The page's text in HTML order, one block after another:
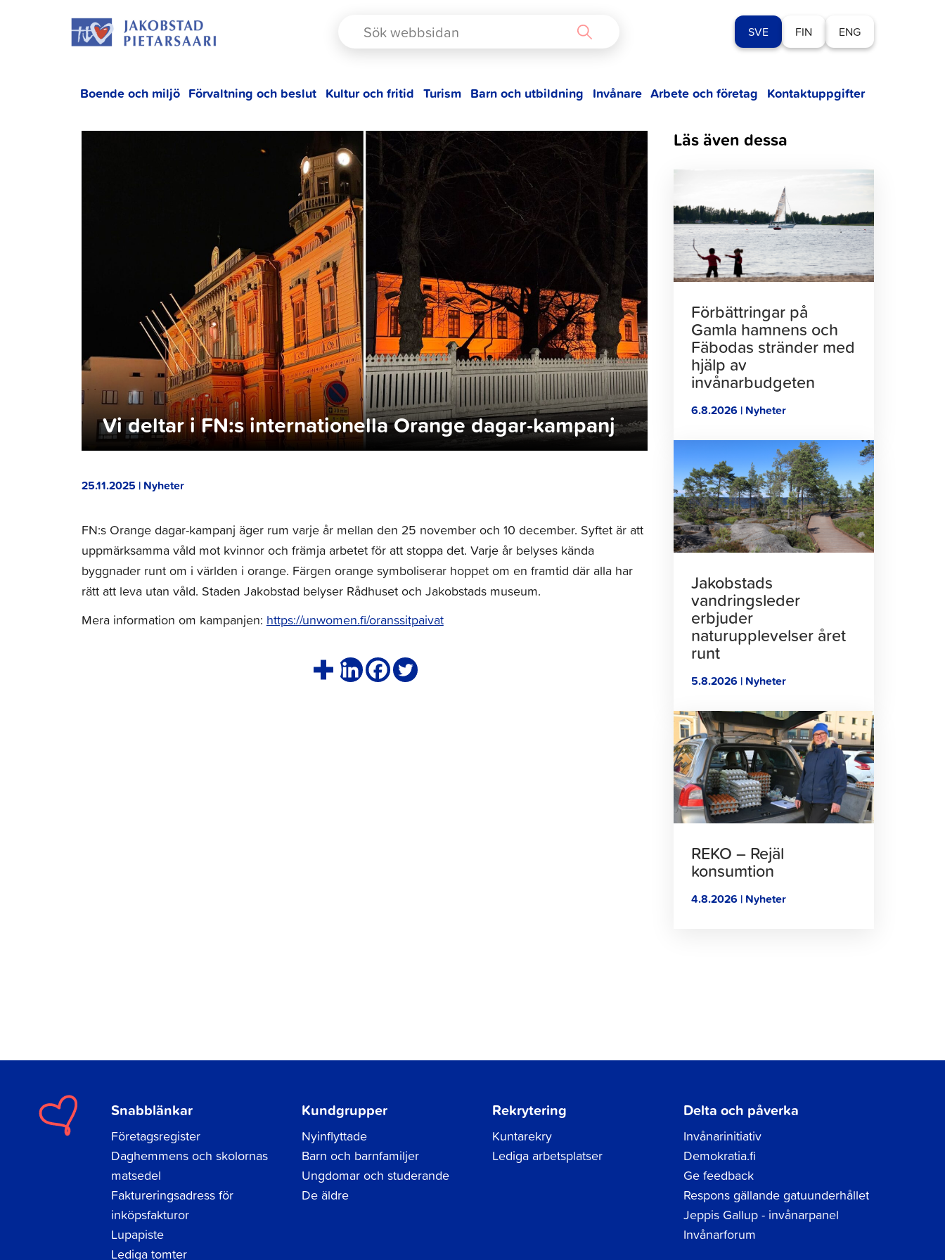
SVE FIN ENG
Boende och miljö Förvaltning och beslut Kultur och fritid Turism Barn och utbildning Invånare Arbete och företag Kontaktuppgifter
Vi deltar i FN:s internationella Orange dagar-kampanj
25.11.2025 | Nyheter
FN:s Orange dagar-kampanj äger rum varje år mellan den 25 november och 10 december. Syftet är att
uppmärksamma våld mot kvinnor och främja arbetet för att stoppa det. Varje år belyses kända
byggnader runt om i världen i orange. Färgen orange symboliserar hoppet om en framtid där alla har
rätt att leva utan våld. Staden Jakobstad belyser Rådhuset och Jakobstads museum.
Mera information om kampanjen: https://unwomen.fi/oranssitpaivat
Läs även dessa
att
läsa
artikeln
Förbättringar på
Gamla hamnens och
Fäbodas stränder med
hjälp av
invånarbudgeten
6.8.2026 | Nyheter
för
att
läsa
artikeln
Jakobstads
vandringsleder
erbjuder
naturupplevelser året
runt
5.8.2026 | Nyheter
Klicka
för
att
läsa
artikeln
REKO – Rejäl
konsumtion
4.8.2026 | Nyheter
Snabblänkar
Företagsregister
Daghemmens och skolornas
matsedel
Faktureringsadress för
inköpsfakturor
Lupapiste
Lediga tomter
Kundgrupper
Nyinflyttade
Barn och barnfamiljer
Ungdomar och studerande
De äldre
Rekrytering
Kuntarekry
Lediga arbetsplatser
Delta och påverka
Invånarinitiativ
Demokratia.fi
Ge feedback
Respons gällande gatuunderhållet
Jeppis Gallup - invånarpanel
Invånarforum